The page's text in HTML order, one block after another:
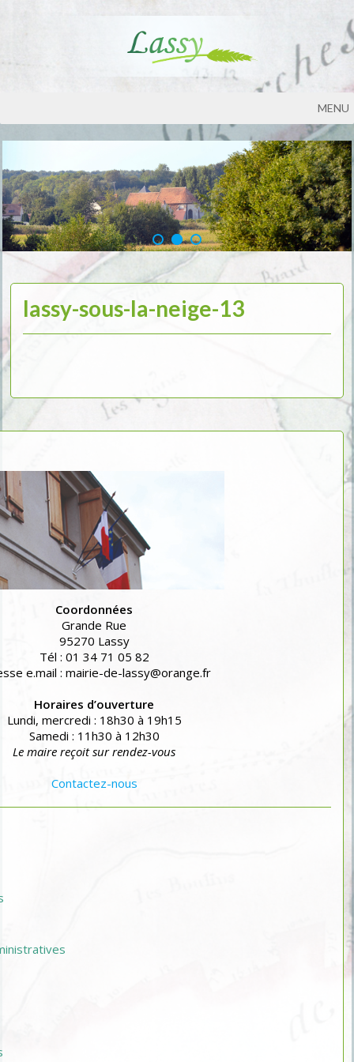
MENU
lassy-sous-la-neige-13
Coordonnées
Grande Rue
95270 Lassy
Tél : 01 34 71 05 82
e.mail : mairie-de-lassy@orange.fr
Horaires d’ouverture
Lundi, mercredi : 18h30 à 19h15
Samedi : 11h30 à 12h30
Le maire reçoit sur rendez-vous
Contactez-nous